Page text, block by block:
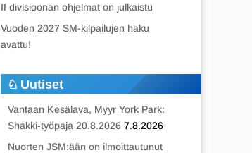
II divisioonan ohjelmat on julkaistu
Vuoden 2027 SM-kilpailujen haku
avattu!
Uutiset
Vantaan Kesälava, Myyr York Park:
Shakki-työpaja 20.8.2026 7.8.2026
Nuorten JSM:ään on ilmoittautunut